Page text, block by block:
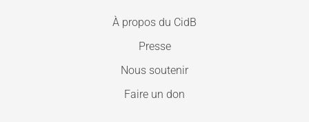
À propos du CidB
Presse
Nous soutenir
Faire un don